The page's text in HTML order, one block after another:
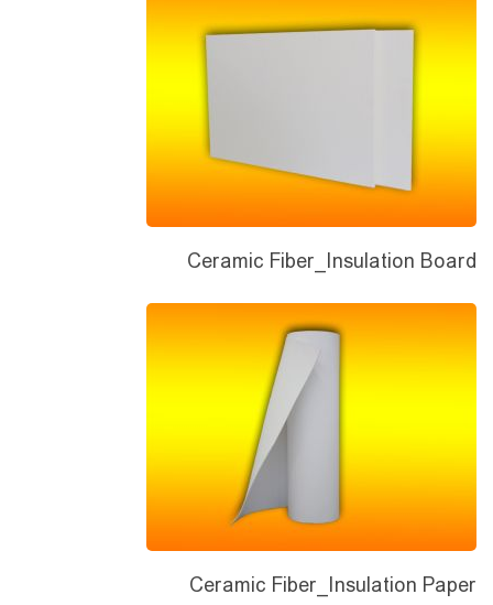
Ceramic Fiber_Insulation Board
Ceramic Fiber_Insulation Paper